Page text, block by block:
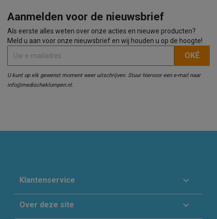
Aanmelden voor de nieuwsbrief
Als eerste alles weten over onze acties en nieuwe producten?
Meld u aan voor onze nieuwsbrief en wij houden u op de hoogte!
U kunt op elk gewenst moment weer uitschrijven. Stuur hiervoor een e-mail naar
info@medischeklompen.nl.
Klantenservice 
Over deze site 